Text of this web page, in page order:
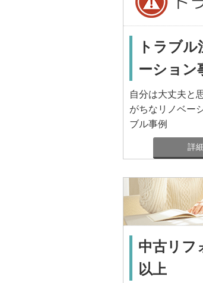
トラブ
ーション
自分は大丈夫と
がちなリノベー
ブル事例
詳
中古リフ
以上